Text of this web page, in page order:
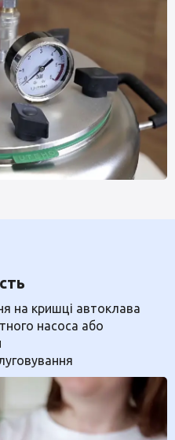
на кришці автоклава
насоса або